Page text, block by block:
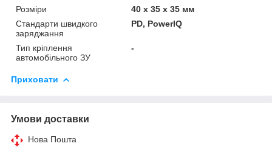
Розміри
40 х 35 х 35 мм
Стандарти швидкого
заряджання
PD, PowerIQ
Тип кріплення
автомобільного ЗУ
-
Приховати
Умови доставки
Нова Пошта